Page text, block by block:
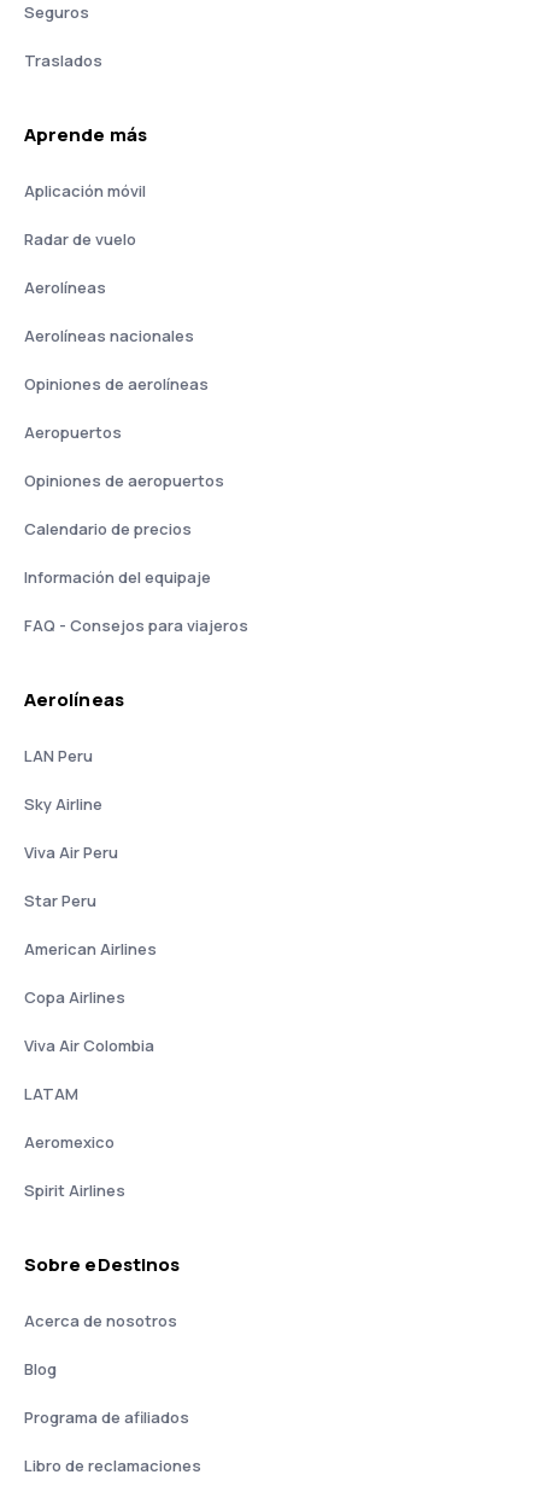
Seguros
Traslados
Aprende más
Aplicación móvil
Radar de vuelo
Aerolíneas
Aerolíneas nacionales
Opiniones de aerolíneas
Aeropuertos
Opiniones de aeropuertos
Calendario de precios
Información del equipaje
FAQ - Consejos para viajeros
Aerolíneas
LAN Peru
Sky Airline
Viva Air Peru
Star Peru
American Airlines
Copa Airlines
Viva Air Colombia
LATAM
Aeromexico
Spirit Airlines
Sobre eDestinos
Acerca de nosotros
Blog
Programa de afiliados
Libro de reclamaciones